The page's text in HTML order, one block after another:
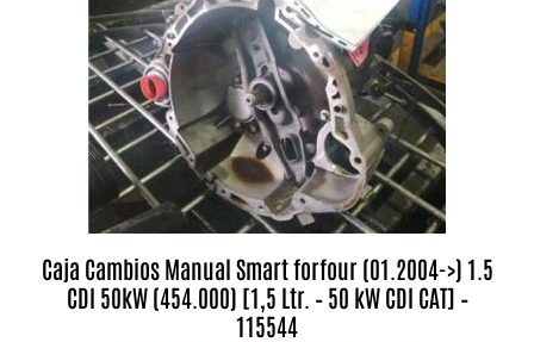
Caja Cambios Manual Smart forfour (01.2004->) 1.5
CDI 50kW (454.000) [1,5 Ltr. – 50 kW CDI CAT] –
115544